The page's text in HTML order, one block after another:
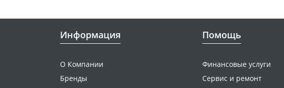
Информация
О Компании
Бренды
Помощь
Финансовые услуги
Сервис и ремонт